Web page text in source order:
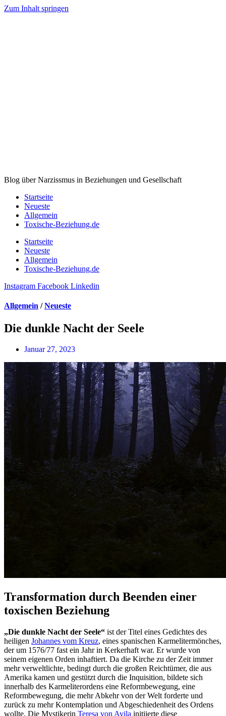
Zum Inhalt springen
Blog über Narzissmus in Beziehungen und Gesellschaft
Startseite
Neueste
Allgemein
Toxische-Beziehung.de
Startseite
Neueste
Allgemein
Toxische-Beziehung.de
Instagram Facebook Linkedin
Allgemein /Neueste
Die dunkle Nacht der Seele
Januar 27, 2023
Transformation durch Beenden einer
toxischen Beziehung
„Die dunkle Nacht der Seele“ ist der Titel eines Gedichtes des
heiligen Johannes vom Kreuz, eines spanischen Karmelitermönches,
der um 1576/77 fast ein Jahr in Kerkerhaft war. Er wurde von
seinem eigenen Orden inhaftiert. Da die Kirche zu der Zeit immer
mehr verweltlichte, bedingt durch die großen Reichtümer, die aus
Amerika kamen und gestützt durch die Inquisition, bildete sich
innerhalb des Karmeliterordens eine Reformbewegung, eine
Reformbewegung, die mehr Abkehr von der Welt forderte und
zurück zu mehr Kontemplation und Abgeschiedenheit des Ordens
wollte. Die Mystikerin Teresa von Avila initiierte diese